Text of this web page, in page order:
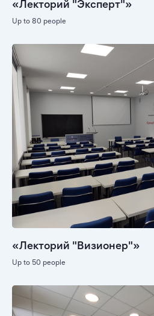
«Лекторий "Эксперт"»
Up to 80 people
«Лекторий "Визионер"»
Up to 50 people